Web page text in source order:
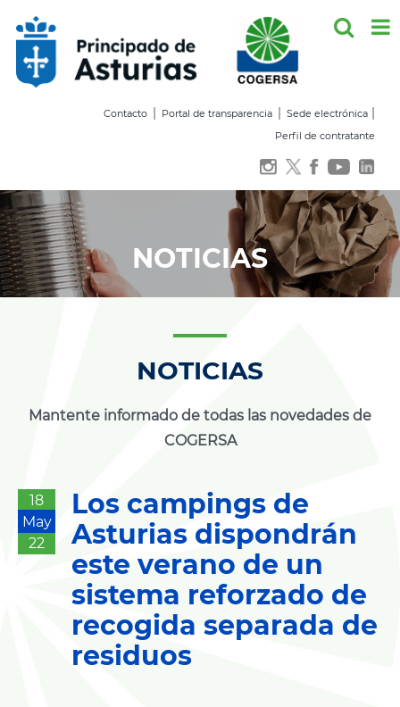
contenido
Contacto | Portal de transparencia | Sede electrónica |
Perfil de contratante
NOTICIAS
NOTICIAS
Mantente informado de todas las novedades de
COGERSA
18
May
22
Los campings de
Asturias dispondrán
este verano de un
sistema reforzado de
recogida separada de
residuos